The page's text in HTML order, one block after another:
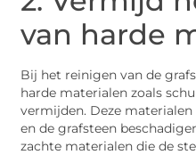
van harde
Bij het reinigen van de
harde materialen zoals
vermijden. Deze
en de grafsteen
zachte materialen die de